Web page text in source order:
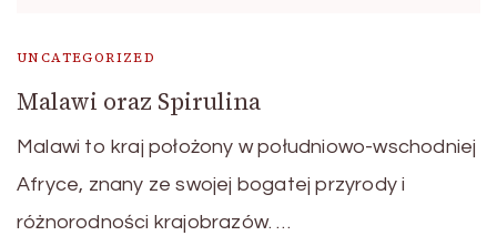
UNCATEGORIZED
Malawi oraz Spirulina
Malawi to kraj położony w południowo-wschodniej
Afryce, znany ze swojej bogatej przyrody i
różnorodności krajobrazów. …